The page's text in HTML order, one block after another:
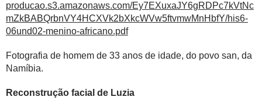
producao.s3.amazonaws.com/Ey7EXuxaJY6gRDPc7kVtNc
mZkBABQrbnVY4HCXVk2bXkcWVw5ftvmwMnHbfY/his6-
06und02-menino-africano.pdf
Fotografia de homem de 33 anos de idade, do povo san, da
Namíbia.
Reconstrução facial de Luzia